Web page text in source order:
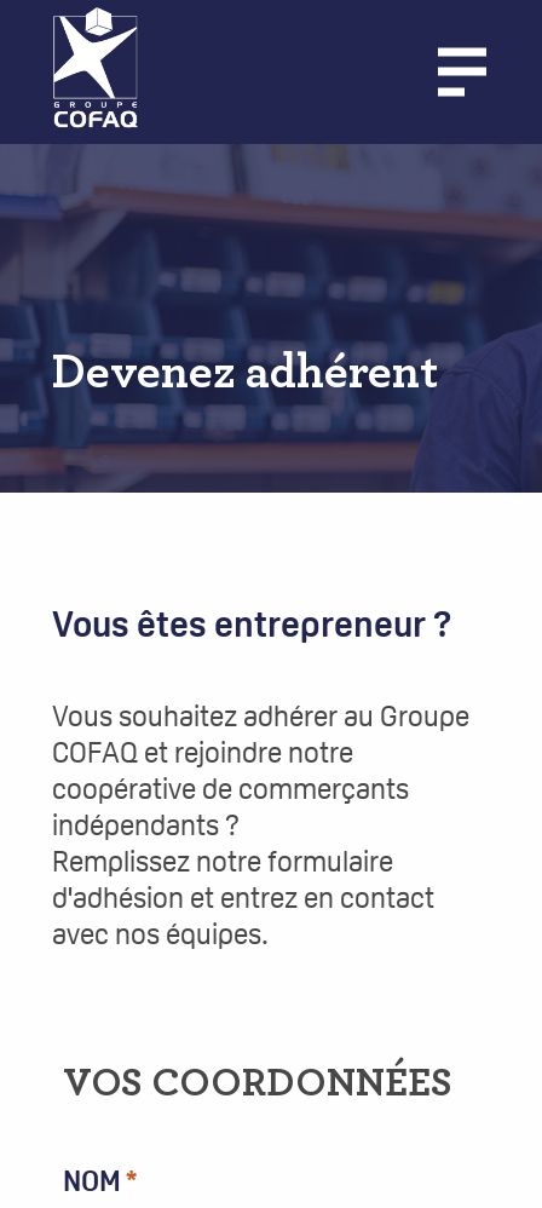
Devenez adhérent
Vous êtes entrepreneur ?
Vous souhaitez adhérer au Groupe
COFAQ et rejoindre notre
coopérative de commerçants
indépendants ?
Remplissez notre formulaire
d'adhésion et entrez en contact
avec nos équipes.
VOS COORDONNÉES
NOM